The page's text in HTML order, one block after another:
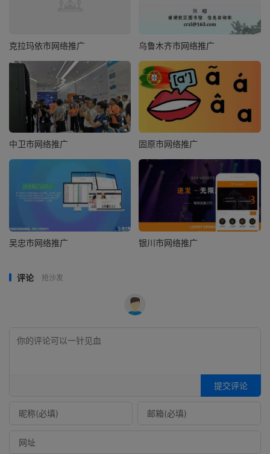
克拉玛依市网络推广 乌鲁木齐市网络推广
中卫市网络推广 固原市网络推广
吴忠市网络推广 银川市网络推广
评论 抢沙发
提交评论